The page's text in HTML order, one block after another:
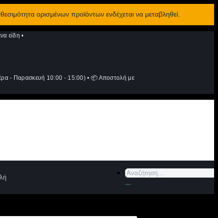
ορισμένων προϊόντων ενδέχεται να μεταβληθεί.
είδη •
- Παρασκευή 10:00 - 15:00) • 📦 Αποστολή με
Αναζήτηση